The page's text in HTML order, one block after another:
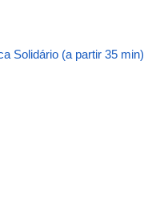
Solidário (a partir 35 min)